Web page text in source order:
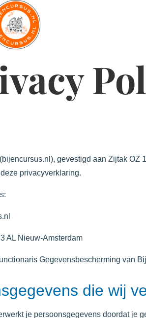
gevestigd aan Zijtak
privacyverklaring.
AL Nieuw-Amsterdam
Gegevensbescherming van
die wij
je persoonsgegevens doordat je